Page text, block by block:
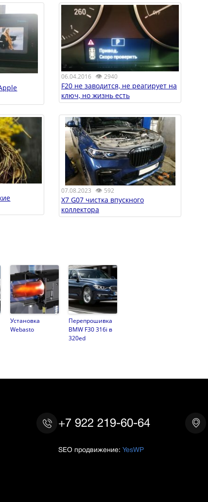
06.04.2016 👁 2940
F20 не заводится, не реагирует на
ключ, но жизнь есть
07.08.2023 👁 592
X7 G07 чистка впускного
коллектора
Установка
Webasto
Перепрошивка
BMW F30 316i в
320ed
+7 922 219-60-64
SEO продвижение: YesWP